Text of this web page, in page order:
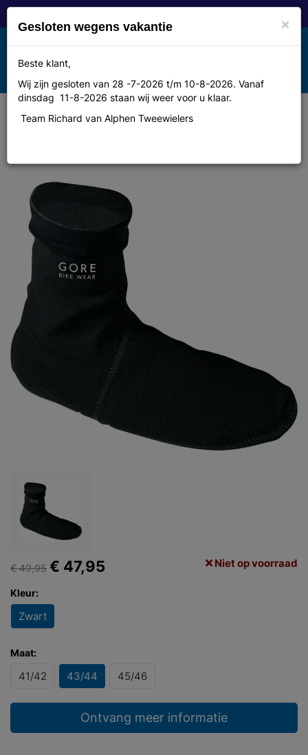
Toggle
navigation
MENU
Gore_bike_wear UNIVERSAL
€ 49,95 € 47,95 Niet op voorraad
Kleur:
Zwart
Maat:
41/42 43/44 45/46
Ontvang meer informatie
×
Gesloten wegens vakantie
Beste klant,
Wij zijn gesloten van 28 -7-2026 t/m 10-8-2026. Vanaf
dinsdag 11-8-2026 staan wij weer voor u klaar.
Team Richard van Alphen Tweewielers